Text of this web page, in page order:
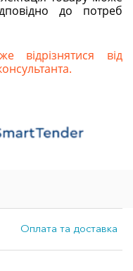
до потреб
відрізнятися від
Оплата та доставка